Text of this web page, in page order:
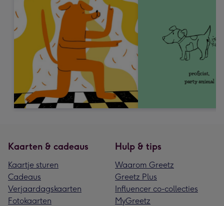
Kaarten & cadeaus
Kaartje sturen
Cadeaus
Verjaardagskaarten
Fotokaarten
Hulp & tips
Waarom Greetz
Greetz Plus
Influencer co-collecties
MyGreetz